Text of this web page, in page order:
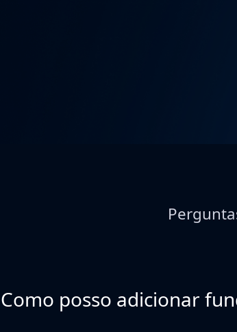
Como posso adicionar